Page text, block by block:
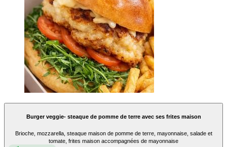
Burger veggie- steaque de pomme de terre avec ses frites maison
Brioche, mozzarella, steaque maison de pomme de terre, mayonnaise, salade et
tomate, frites maison accompagnées de mayonnaise